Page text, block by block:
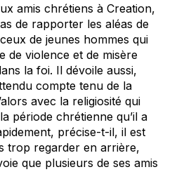
amis chrétiens à Creation,
de rapporter les aléas de
de jeunes hommes qui
de violence et de misère
la foi. Il dévoile aussi,
compte tenu de la
avec la religiosité qui
période chrétienne qu’il a
précise-t-il, il est
trop regarder en arrière,
que plusieurs de ses amis